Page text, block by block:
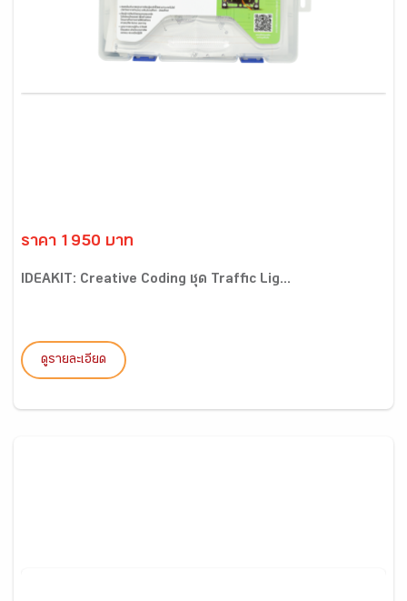
ราคา 1950 บาท
IDEAKIT: Creative Coding ชุด Traffic Lig...
ดูรายละเอียด